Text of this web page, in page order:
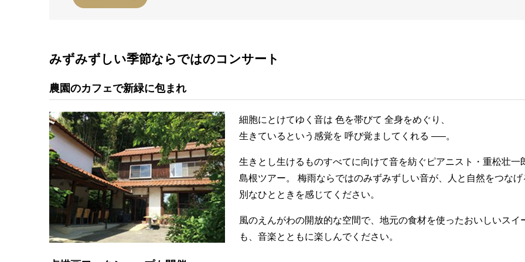
みずみずしい季節ならではのコンサート
農園のカフェで新緑に包まれ
細胞にとけてゆく音は 色を帯びて 全身をめぐり、
生きているという感覚を 呼び覚ましてくれる —–。
生きとし生けるものすべてに向けて音を紡ぐピアニスト・重松壮一
島根ツアー。 梅雨ならではのみずみずしい音が、人と自然をつなげ
別なひとときを感じてください。
風のえんがわの開放的な空間で、地元の食材を使ったおいしいスイ
も、音楽とともに楽しんでください。